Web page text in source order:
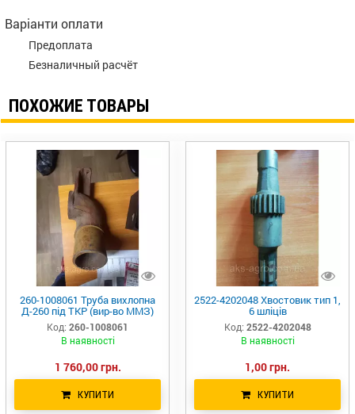
Варіанти оплати
Предоплата
Безналичный расчёт
ПОХОЖИЕ ТОВАРЫ
260-1008061 Труба вихлопна
Д-260 під ТКР (вир-во ММЗ)
Код: 260-1008061
В наявності
1 760,00 грн.
КУПИТИ
2522-4202048 Хвостовик тип 1,
6 шліців
Код: 2522-4202048
В наявності
1,00 грн.
КУПИТИ